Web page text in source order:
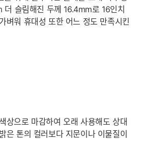
슬림해진 두께 16.4mm로 16인치
벼워 휴대성 또한 어느 정도 만족시킨
상으로 마감하여 오래 사용해도 상대
은 톤의 컬러보다 지문이나 이물질이